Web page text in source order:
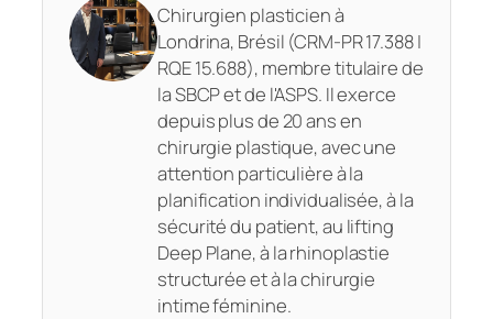
Chirurgien plasticien à
Londrina, Brésil (CRM-PR 17.388 |
RQE 15.688), membre titulaire de
la SBCP et de l'ASPS. Il exerce
depuis plus de 20 ans en
chirurgie plastique, avec une
attention particulière à la
planification individualisée, à la
sécurité du patient, au lifting
Deep Plane, à la rhinoplastie
structurée et à la chirurgie
intime féminine.